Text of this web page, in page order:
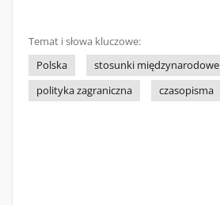
Temat i słowa kluczowe:
Polska
stosunki międzynarodowe
polityka zagraniczna
czasopisma